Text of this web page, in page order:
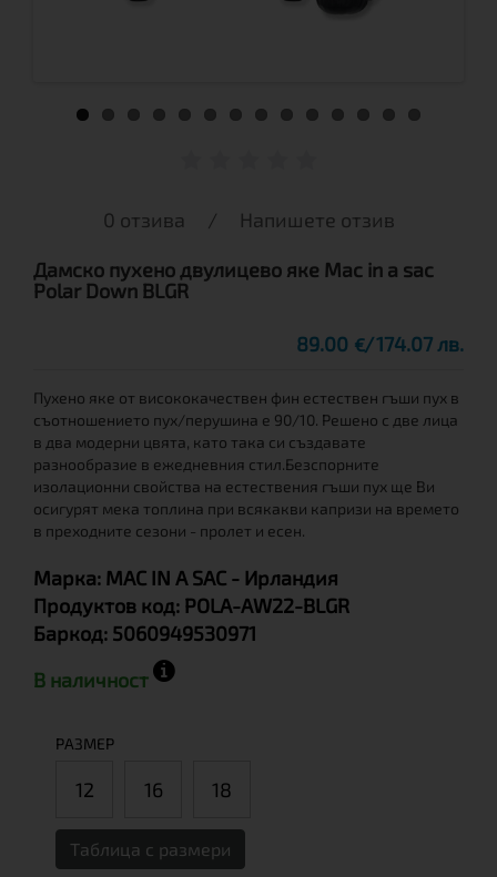
0 отзива / Напишете отзив
Дамско пухено двулицево яке Mac in a sac
Polar Down BLGR
89.00 € 174.07 лв.
Пухено яке от висококачествен фин естествен гъши пух в
съотношението пух/перушина е 90/10. Решено с две лица
в два модерни цвята, като така си създавате
разнообразие в ежедневния стил.Безспорните
изолационни свойства на естествения гъши пух ще Ви
осигурят мека топлина при всякакви капризи на времето
в преходните сезони - пролет и есен.
Марка: MAC IN A SAC - Ирландия
Продуктов код: POLA-AW22-BLGR
Баркод: 5060949530971
В наличност
РАЗМЕР
12 16 18
Таблица с размери